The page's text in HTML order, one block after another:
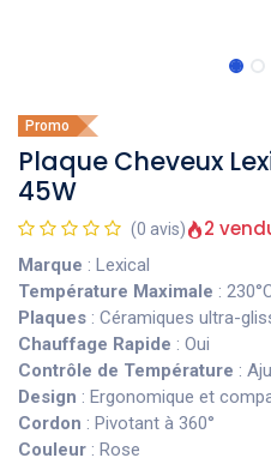
Promo
Plaque Cheveux
45W
(0 avis) 2
Marque : Lexical
Température Maximale :
Plaques : Céramiques ultra-
Chauffage Rapide : Oui
Contrôle de Température :
Design : Ergonomique et
Cordon : Pivotant à 360°
Couleur : Rose